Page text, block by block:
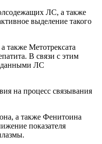
ЛС, а также
выделение такого
также Метотрексата
В связи с этим
данными ЛС
на процесс связывания
а также Фенитоина
показателя